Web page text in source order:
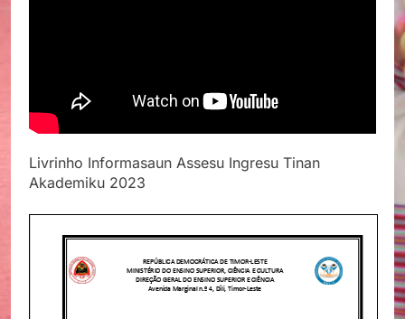
Livrinho Informasaun Assesu Ingresu Tinan
Akademiku 2023